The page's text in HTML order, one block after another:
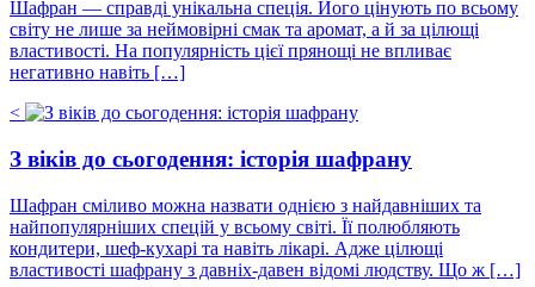
Шафран — справді унікальна спеція. Його цінують по всьому
світу не лише за неймовірні смак та аромат, а й за цілющі
властивості. На популярність цієї прянощі не впливає
негативно навіть […]
<
З віків до сьогодення: історія шафрану
Шафран сміливо можна назвати однією з найдавніших та
найпопулярніших спецій у всьому світі. Її полюбляють
кондитери, шеф-кухарі та навіть лікарі. Адже цілющі
властивості шафрану з давніх-давен відомі людству. Що ж […]